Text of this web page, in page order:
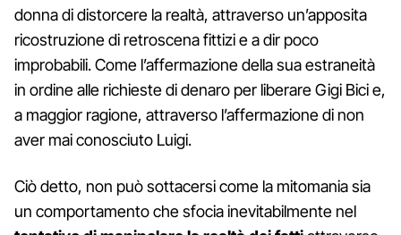
donna di distorcere la realtà, attraverso un’apposita
ricostruzione di retroscena fittizi e a dir poco
improbabili. Come l’affermazione della sua estraneità
in ordine alle richieste di denaro per liberare Gigi Bici e,
a maggior ragione, attraverso l’affermazione di non
aver mai conosciuto Luigi.
Ciò detto, non può sottacersi come la mitomania sia
un comportamento che sfocia inevitabilmente nel